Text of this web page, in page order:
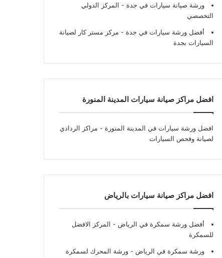
ورشة صيانة سيارات في جدة - المركز الدولي
التخصصي
أفضل ورشة سيارات في جدة - مركز مستر كار لصيانة
السيارات بجدة
افضل مراكز صيانة سيارات المدينة المنورة
افضل ورشة سيارات في المدينة المنورة - مراكز الردادي
لصيانة وفحص السيارات
افضل مراكز صيانة سيارات بالرياض
أفضل ورشة سمكرة في الرياض - المركز الافضل
للسمكرة
ورشة سمكرة في الرياض - ورشة المحرك لسمكرة